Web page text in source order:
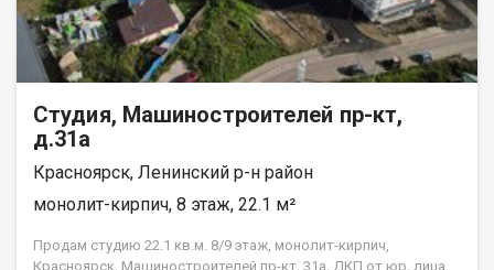
Студия, Машиностроителей пр-кт,
д.31а
Красноярск, Ленинский р-н район
монолит-кирпич, 8 этаж, 22.1 м²
Продам студию 22.1 кв.м. 8/9 этаж, монолит-кирпич,
Красноярск, Машиностроителей пр-кт, 31а. ДКП от юр. лица,